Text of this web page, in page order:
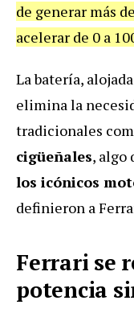
de generar más
acelerar de 0 a
La batería,
elimina la
tradicionales
cigüeñales, algo
los icónicos
definieron a
Ferrari se
potencia